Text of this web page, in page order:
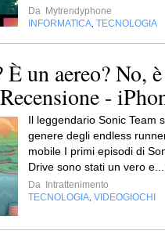
Da Mytrendyphone
INFORMATICA TECNOLOGIA
un aereo? No,
-
Il leggendario Sonic Team
genere degli endless
mobile I primi episodi di
Drive sono stati un vero e...
Da
Intrattenimento
TECNOLOGIA VIDEOGIOCHI